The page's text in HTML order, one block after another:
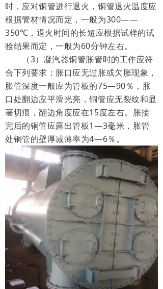
时，应对铜管进行退火，铜管退火温度应
根据管材情况而定，一般为300——
350℃，退火时间的长短应根据试样的试
验结果而定，一般为60分钟左右。
（3）凝汽器铜管胀管时的工作应符
合下列要求：胀口应无过胀或欠胀现象，
胀管深度一般应为管板的75—90％，胀
口处翻边应平滑光亮，铜管应无裂纹和显
著切痕，翻边角度应在15度左右。胀接
完后的铜管应露出管板1—3毫米，胀管
处铜管的壁厚减薄率为4—6％。